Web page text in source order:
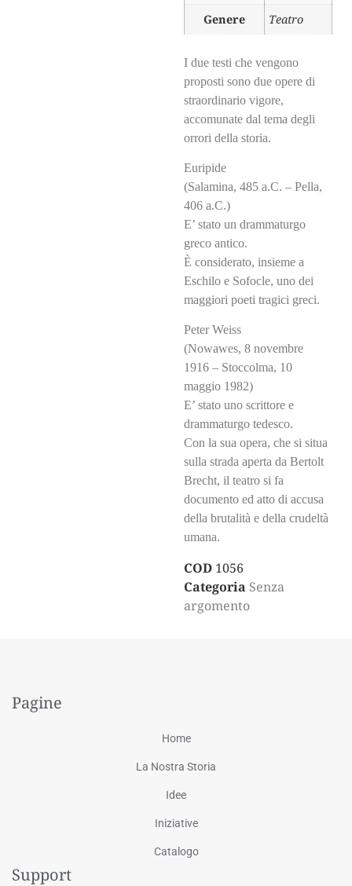
Genere
Teatro
I due testi che vengono
proposti sono due opere di
straordinario vigore,
accomunate dal tema degli
orrori della storia.
Euripide
(Salamina, 485 a.C. – Pella,
406 a.C.)
E’ stato un drammaturgo
greco antico.
È considerato, insieme a
Eschilo e Sofocle, uno dei
maggiori poeti tragici greci.
Peter Weiss
(Nowawes, 8 novembre
1916 – Stoccolma, 10
maggio 1982)
E’ stato uno scrittore e
drammaturgo tedesco.
Con la sua opera, che si situa
sulla strada aperta da Bertolt
Brecht, il teatro si fa
documento ed atto di accusa
della brutalità e della crudeltà
umana.
COD 1056
Categoria Senza
argomento
Pagine
Home
La Nostra Storia
Idee
Iniziative
Catalogo
Support